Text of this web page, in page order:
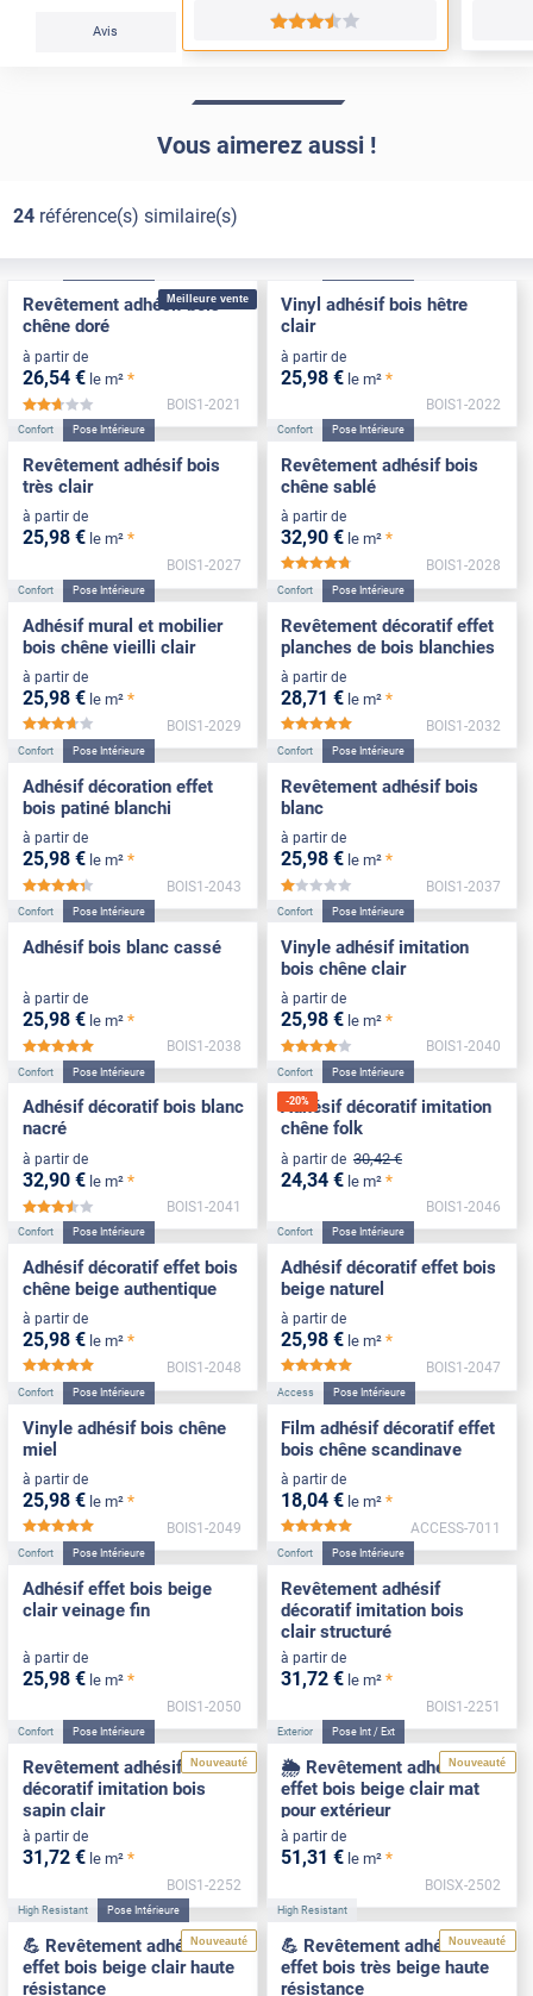
Avis
*****
Vous aimerez aussi !
24référence(s) similaire(s)
Meilleure vente
Revêtement adhésif bois
chêne doré
à partir de
26,54 € le m² *
*****
BOIS1-2021
Vinyl adhésif bois hêtre
clair
à partir de
25,98 € le m² *
BOIS1-2022
Confort Pose Intérieure
Revêtement adhésif bois
très clair
à partir de
25,98 € le m² *
BOIS1-2027
Confort Pose Intérieure
Revêtement adhésif bois
chêne sablé
à partir de
32,90 € le m² *
*****
BOIS1-2028
Confort Pose Intérieure
Adhésif mural et mobilier
bois chêne vieilli clair
à partir de
25,98 € le m² *
*****
BOIS1-2029
Confort Pose Intérieure
Revêtement décoratif effet
planches de bois blanchies
à partir de
28,71 € le m² *
BOIS1-2032
Confort Pose Intérieure
Adhésif décoration effet
bois patiné blanchi
à partir de
25,98 € le m² *
*****
BOIS1-2043
Confort Pose Intérieure
Revêtement adhésif bois
blanc
à partir de
25,98 € le m² *
*****
BOIS1-2037
Confort Pose Intérieure
Adhésif bois blanc cassé
à partir de
25,98 € le m² *
*****
BOIS1-2038
Confort Pose Intérieure
Vinyle adhésif imitation
bois chêne clair
à partir de
25,98 € le m² *
*****
BOIS1-2040
Confort Pose Intérieure
Adhésif décoratif bois blanc
nacré
à partir de
32,90 € le m² *
*****
BOIS1-2041
-20%
Confort Pose Intérieure
Adhésif décoratif imitation
chêne folk
à partir de 30,42 €
24,34 € le m² *
BOIS1-2046
Confort Pose Intérieure
Adhésif décoratif effet bois
chêne beige authentique
à partir de
25,98 € le m² *
BOIS1-2048
Confort Pose Intérieure
Adhésif décoratif effet bois
beige naturel
à partir de
25,98 € le m² *
BOIS1-2047
Confort Pose Intérieure
Vinyle adhésif bois chêne
miel
à partir de
25,98 € le m² *
*****
BOIS1-2049
Access Pose Intérieure
Film adhésif décoratif effet
bois chêne scandinave
à partir de
18,04 € le m² *
ACCESS-7011
Confort Pose Intérieure
Adhésif effet bois beige
clair veinage fin
à partir de
25,98 € le m² *
BOIS1-2050
Confort Pose Intérieure
Revêtement adhésif
décoratif imitation bois
clair structuré
à partir de
31,72 € le m² *
BOIS1-2251
Nouveauté
Confort Pose Intérieure
Revêtement adhésif
décoratif imitation bois
sapin clair
à partir de
31,72 € le m² *
BOIS1-2252
Nouveauté
Exterior Pose Int / Ext
🌦️ Revêtement adhésif
effet bois beige clair mat
pour extérieur
à partir de
51,31 € le m² *
BOISX-2502
Nouveauté
High Resistant Pose Intérieure
💪 Revêtement adhésif
effet bois beige clair haute
résistance
Nouveauté
High Resistant
💪 Revêtement adhésif
effet bois très beige haute
résistance